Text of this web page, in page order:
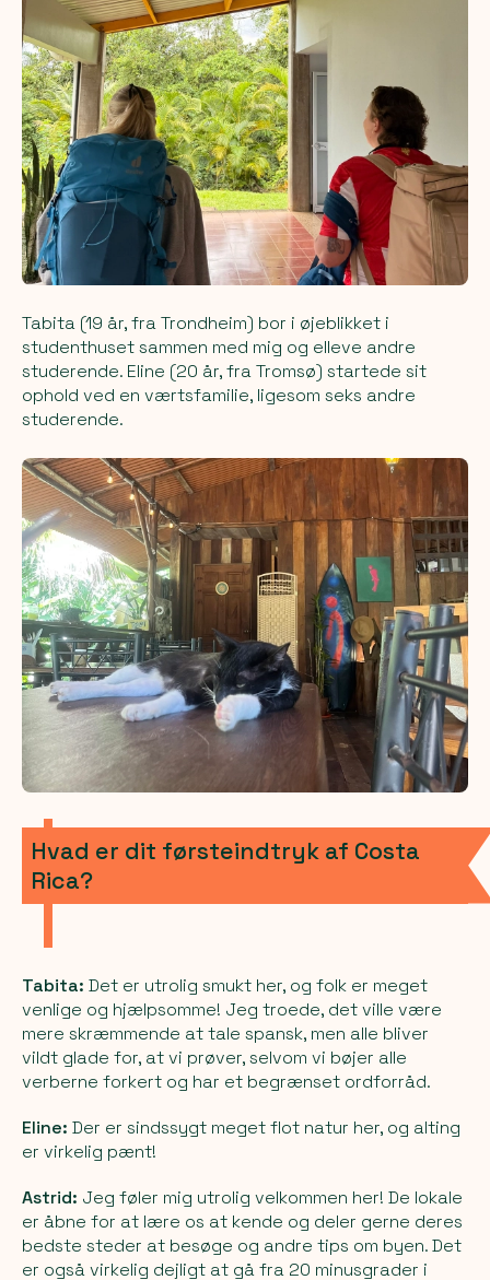
Tabita (19 år, fra Trondheim) bor i øjeblikket i
studenthuset sammen med mig og elleve andre
studerende. Eline (20 år, fra Tromsø) startede sit
ophold ved en værtsfamilie, ligesom seks andre
studerende.
Hvad er dit førsteindtryk af Costa
Rica?
Tabita: Det er utrolig smukt her, og folk er meget
venlige og hjælpsomme! Jeg troede, det ville være
mere skræmmende at tale spansk, men alle bliver
vildt glade for, at vi prøver, selvom vi bøjer alle
verberne forkert og har et begrænset ordforråd.
Eline: Der er sindssygt meget flot natur her, og alting
er virkelig pænt!
Astrid: Jeg føler mig utrolig velkommen her! De lokale
er åbne for at lære os at kende og deler gerne deres
bedste steder at besøge og andre tips om byen. Det
er også virkelig dejligt at gå fra 20 minusgrader i